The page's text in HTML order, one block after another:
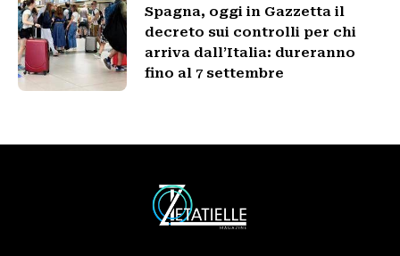
Spagna, oggi in Gazzetta il
decreto sui controlli per chi
arriva dall’Italia: dureranno
fino al 7 settembre